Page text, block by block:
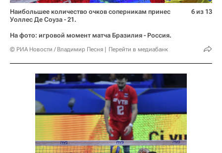
Наибольшее количество очков соперникам принес
Уоллес Де Соуза - 21.
На фото: игровой момент матча Бразилия - Россия.
© РИА Новости / Владимир Песня Перейти в медиабанк
6 из 13